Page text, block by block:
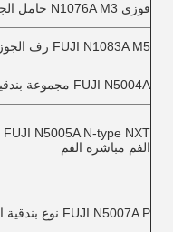
فوزي N1076A M3 حامل الجوز
FUJI N1083A M5 رف الجوز
FUJI N5004A مجموعة بندقية النفط فوهة تثبيت الإبرة الكوع
الفم مباشرة الفم
FUJI N5007A P نوع بندقية النفط المجموعة فوهة ملائمة حادة مباشرة الفم